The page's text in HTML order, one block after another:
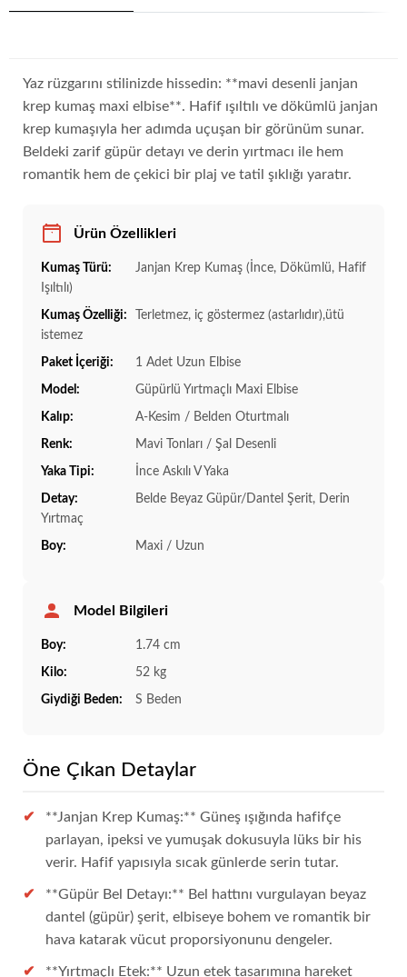
Yaz rüzgarını stilinizde hissedin: **mavi desenli janjan
krep kumaş maxi elbise**. Hafif ışıltılı ve dökümlü janjan
krep kumaşıyla her adımda uçuşan bir görünüm sunar.
Beldeki zarif güpür detayı ve derin yırtmacı ile hem
romantik hem de çekici bir plaj ve tatil şıklığı yaratır.
Ürün Özellikleri
Kumaş Türü:
Janjan Krep Kumaş (İnce, Dökümlü, Hafif
Işıltılı)
Kumaş Özelliği:
Terletmez, iç göstermez (astarlıdır),ütü
istemez
Paket İçeriği: 1 Adet Uzun Elbise
Model: Güpürlü Yırtmaçlı Maxi Elbise
Kalıp: A-Kesim / Belden Oturtmalı
Renk: Mavi Tonları / Şal Desenli
Yaka Tipi: İnce Askılı V Yaka
Detay:
Belde Beyaz Güpür/Dantel Şerit, Derin
Yırtmaç
Boy: Maxi / Uzun
Model Bilgileri
Boy: 1.74 cm
Kilo: 52 kg
Giydiği Beden: S Beden
Öne Çıkan Detaylar
**Janjan Krep Kumaş:** Güneş ışığında hafifçe
parlayan, ipeksi ve yumuşak dokusuyla lüks bir his
verir. Hafif yapısıyla sıcak günlerde serin tutar.
**Güpür Bel Detayı:** Bel hattını vurgulayan beyaz
dantel (güpür) şerit, elbiseye bohem ve romantik bir
hava katarak vücut proporsiyonunu dengeler.
**Yırtmaçlı Etek:** Uzun etek tasarımına hareket